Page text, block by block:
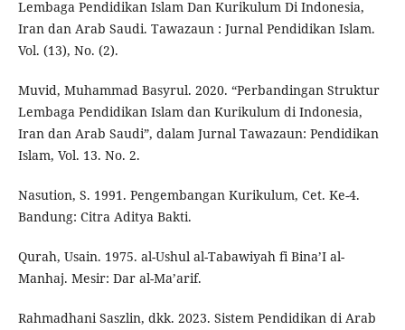
Lembaga Pendidikan Islam Dan Kurikulum Di Indonesia,
Iran dan Arab Saudi. Tawazaun : Jurnal Pendidikan Islam.
Vol. (13), No. (2).
Muvid, Muhammad Basyrul. 2020. “Perbandingan Struktur
Lembaga Pendidikan Islam dan Kurikulum di Indonesia,
Iran dan Arab Saudi”, dalam Jurnal Tawazaun: Pendidikan
Islam, Vol. 13. No. 2.
Nasution, S. 1991. Pengembangan Kurikulum, Cet. Ke-4.
Bandung: Citra Aditya Bakti.
Qurah, Usain. 1975. al-Ushul al-Tabawiyah fi Bina’I al-
Manhaj. Mesir: Dar al-Ma’arif.
Rahmadhani Saszlin, dkk. 2023. Sistem Pendidikan di Arab